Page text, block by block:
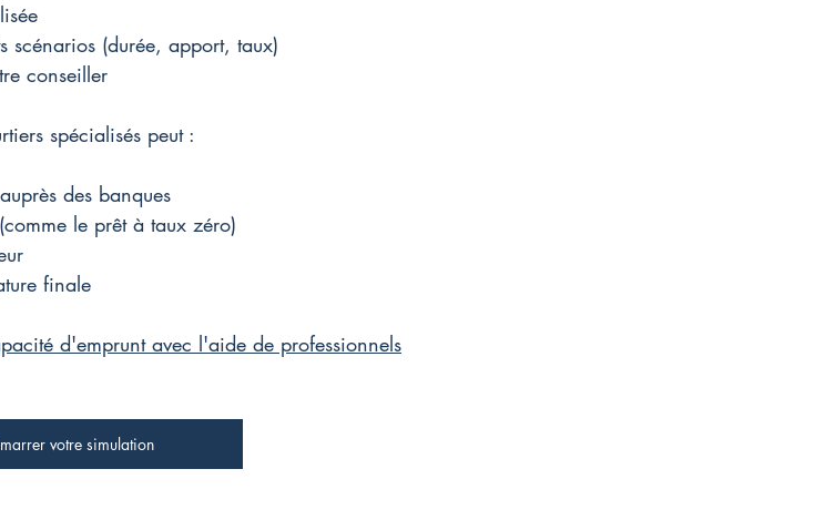
scénarios (durée, apport, taux)
conseiller
spécialisés peut :
des banques
le prêt à taux zéro)
finale
d'emprunt avec l'aide de professionnels
votre simulation